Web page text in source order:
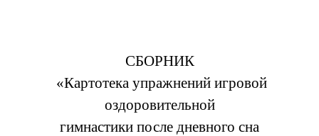
СБОРНИК
«Картотека упражнений игровой
оздоровительной
гимнастики после дневного сна